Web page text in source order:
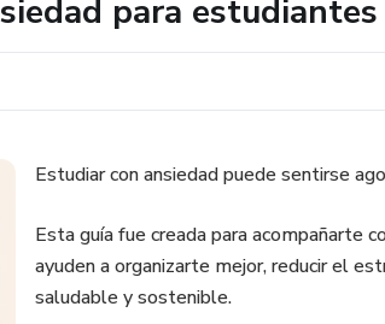
para
Estudiar con ansiedad puede sentirse
Esta guía fue creada para acompañarte
ayuden a organizarte mejor, reducir el
saludable y sostenible.